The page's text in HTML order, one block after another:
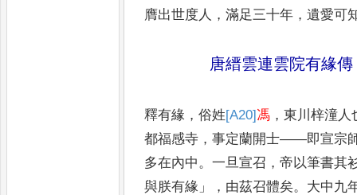
膺出世度人 ，滿足三十年 ，遺愛可
唐縉雲連雲院有緣傳
釋有緣 ，俗姓[A20]馮 ，東川梓潼人
都福感寺 ，事定蘭開士——即宣宗
多在內中。一旦宣召 ，帝以筆書其
與朕有緣 」， 由茲召體矣。 大中九